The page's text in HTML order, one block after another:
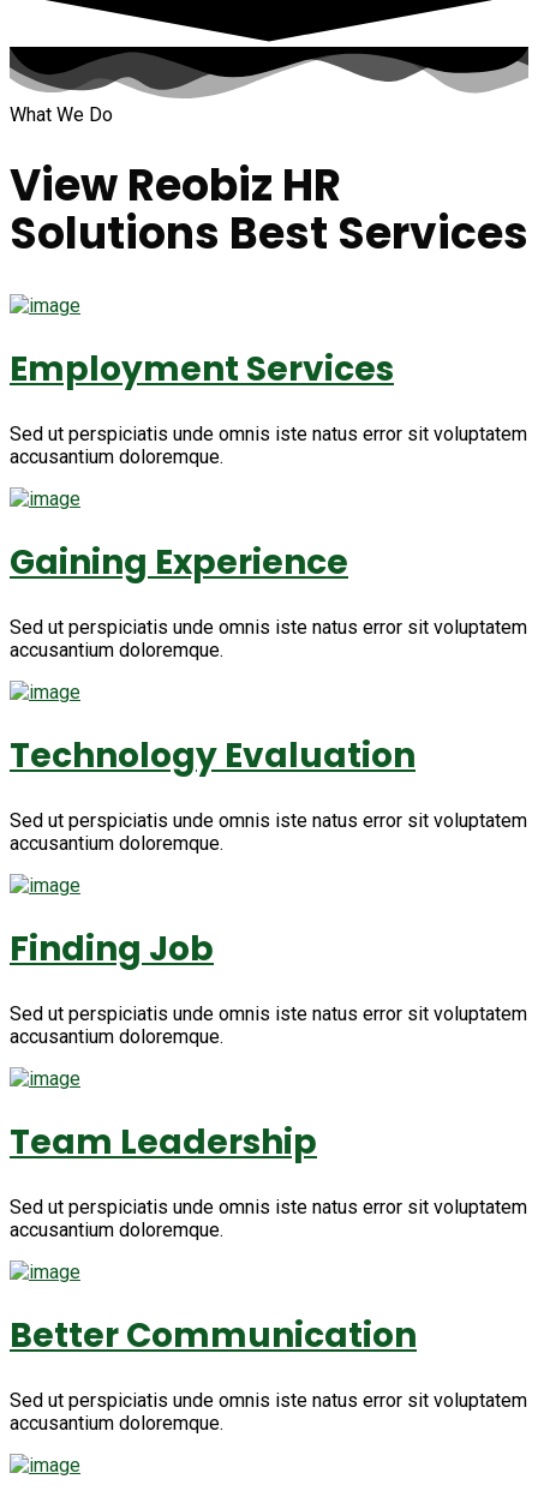
What We Do
View Reobiz HR
Solutions Best Services
Employment Services
Sed ut perspiciatis unde omnis iste natus error sit voluptatem
accusantium doloremque.
Gaining Experience
Sed ut perspiciatis unde omnis iste natus error sit voluptatem
accusantium doloremque.
Technology Evaluation
Sed ut perspiciatis unde omnis iste natus error sit voluptatem
accusantium doloremque.
Finding Job
Sed ut perspiciatis unde omnis iste natus error sit voluptatem
accusantium doloremque.
Team Leadership
Sed ut perspiciatis unde omnis iste natus error sit voluptatem
accusantium doloremque.
Better Communication
Sed ut perspiciatis unde omnis iste natus error sit voluptatem
accusantium doloremque.